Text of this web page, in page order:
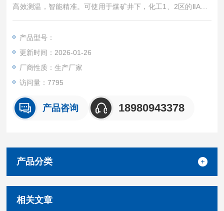
高效测温，智能精准。可使用于煤矿井下，化工1、2区的ⅡA、Ⅱ
B、ⅡC类气体环境，同时也可以使用在可燃性粉尘环境中。旭信/
产品型号：
更新时间：2026-01-26
厂商性质：生产厂家
访问量：7795
产品咨询 18980943378
产品分类
相关文章